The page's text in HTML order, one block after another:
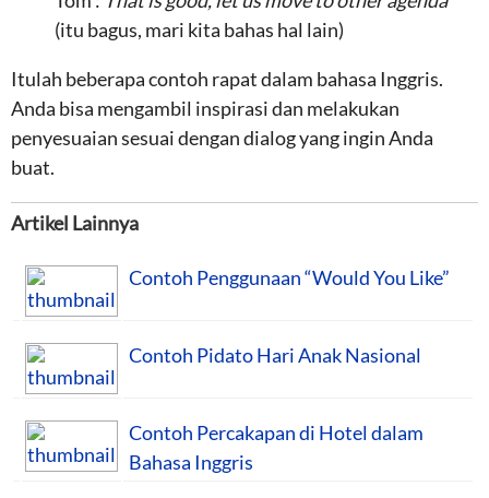
(itu bagus, mari kita bahas hal lain)
Itulah beberapa contoh rapat dalam bahasa Inggris.
Anda bisa mengambil inspirasi dan melakukan
penyesuaian sesuai dengan dialog yang ingin Anda
buat.
Artikel Lainnya
Contoh Penggunaan “Would You Like”
Contoh Pidato Hari Anak Nasional
Contoh Percakapan di Hotel dalam
Bahasa Inggris